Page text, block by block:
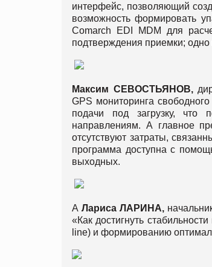
интерфейс, позволяющий
возможность формировать
Comarch EDI MDM для
подтверждения приемки; одно
Максим СЕВОСТЬЯНОВ,
GPS мониторинга
подачи под загрузку, что
направлениям. А главное
отсутствуют затраты,
программа доступна с
выходных.
А Лариса ЛАРИНА,
«Как достигнуть
line) и формированию